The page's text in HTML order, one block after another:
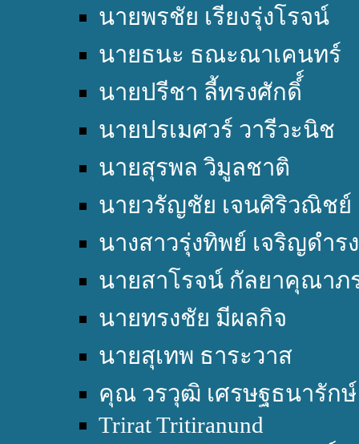
นายพรชัย เรียงรุ่งโรจน์
นายธนะ ธณะณาเคนทร์
นายปรีชา ลี้ทรงศักดิ์์
นายปรเมศวร์ วารีวะนิช
นายสุรพล วิมูลชาติ
นายวรัญชัย เจนศิริวณิชย์
นางสาวรุ่งทิพย์ เจริญดำร
นายสาโรจน์ กัลยาคุณา
นายทรงชัย มีผลกิจ
นายสุเทพ ธาระวาส
คุณ วรวุฒิ เศรษฐธนารักษ์
Trirat Tritiranund